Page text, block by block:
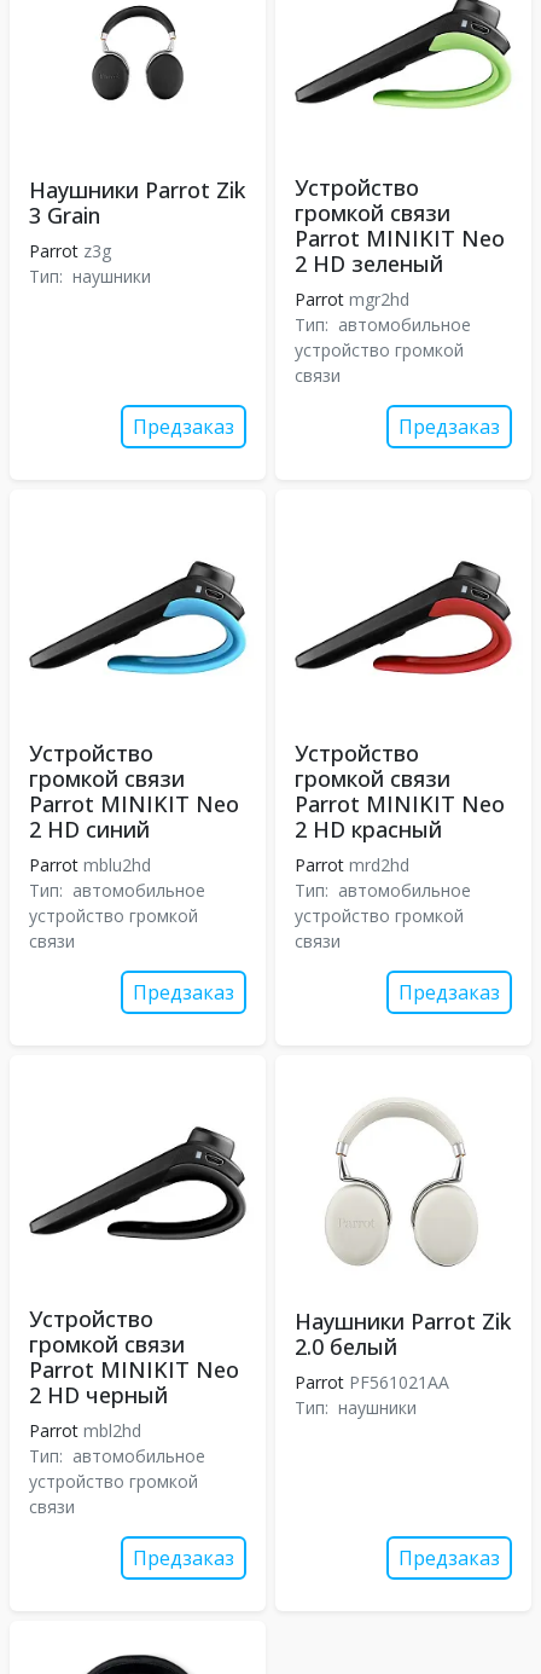
Наушники Parrot Zik
3 Grain
Parrot z3g
Тип: наушники
Предзаказ
Устройство
громкой связи
Parrot MINIKIT Neo
2 HD зеленый
Parrot mgr2hd
Тип: автомобильное
устройство громкой
связи
Предзаказ
Устройство
громкой связи
Parrot MINIKIT Neo
2 HD синий
Parrot mblu2hd
Тип: автомобильное
устройство громкой
связи
Предзаказ
Устройство
громкой связи
Parrot MINIKIT Neo
2 HD красный
Parrot mrd2hd
Тип: автомобильное
устройство громкой
связи
Предзаказ
Устройство
громкой связи
Parrot MINIKIT Neo
2 HD черный
Parrot mbl2hd
Тип: автомобильное
устройство громкой
связи
Предзаказ
Наушники Parrot Zik
2.0 белый
Parrot PF561021AA
Тип: наушники
Предзаказ